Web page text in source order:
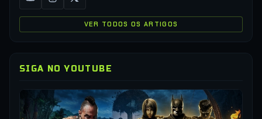
VER TODOS OS ARTIGOS
SIGA NO YOUTUBE